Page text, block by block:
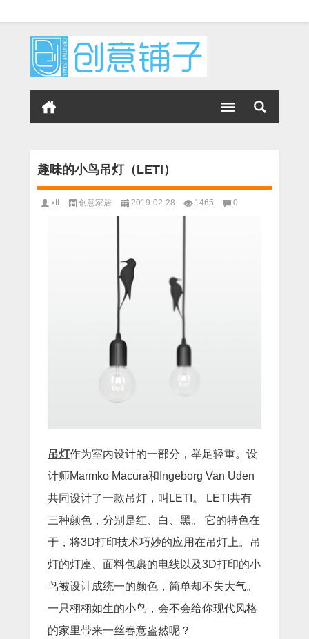
趣味的小鸟吊灯（LETI）
xtt 创意家居 2019-02-28 1465 0
吊灯作为室内设计的一部分，举足轻重。设
计师Marmko Macura和Ingeborg Van Uden
共同设计了一款吊灯，叫LETI。 LETI共有
三种颜色，分别是红、白、黑。 它的特色在
于，将3D打印技术巧妙的应用在吊灯上。吊
灯的灯座、面料包裹的电线以及3D打印的小
鸟被设计成统一的颜色，简单却不失大气。
一只栩栩如生的小鸟，会不会给你现代风格
的家里带来一丝春意盎然呢？